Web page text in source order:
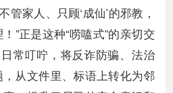
管家人、只顾‘成仙’的邪教，
”正是这种“唠嗑式”的亲切交
常叮咛，将反诈防骗、法治
从文件里、标语上转化为邻